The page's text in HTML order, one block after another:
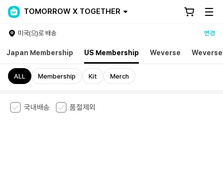
TOMORROW X TOGETHER
미국(으)로 배송 변경
Japan Membership US Membership Weverse
ALL Membership Kit Merch
국내배송 품절제외